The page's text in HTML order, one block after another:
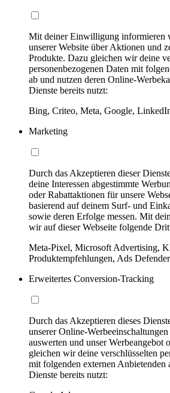
Mit deiner Einwilligung informieren
unserer Website über Aktionen und
Produkte. Dazu gleichen wir deine
personenbezogenen Daten mit
ab und nutzen deren Online-
Dienste bereits nutzt:
Bing, Criteo, Meta, Google,
Marketing
Durch das Akzeptieren dieser
deine Interessen abgestimmte
oder Rabattaktionen für unsere
basierend auf deinem Surf- und
sowie deren Erfolge messen. Mit
wir auf dieser Webseite folgende
Meta-Pixel, Microsoft Advertising,
Produktempfehlungen, Ads Defender
Erweitertes Conversion-Tracking
Durch das Akzeptieren dieses
unserer Online-
auswerten und unser Werbeangebot
gleichen wir deine verschlüsselten
mit folgenden externen Anbietenden
Dienste bereits nutzt: